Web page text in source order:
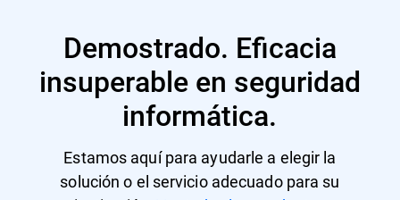
Demostrado. Eficacia
insuperable en seguridad
informática.
Estamos aquí para ayudarle a elegir la
solución o el servicio adecuado para su